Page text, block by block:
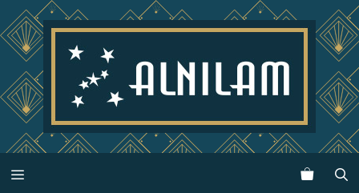
Siirry
sisältöön